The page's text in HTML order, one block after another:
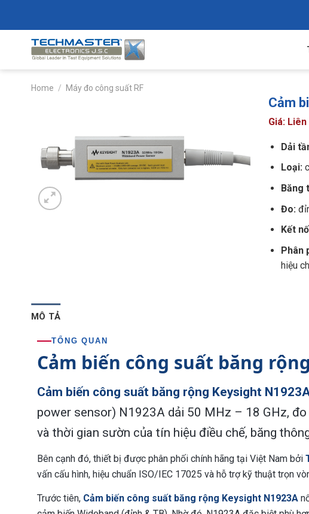
Home / Máy đo công suất RF
Cảm
Giá: Liên
Dải
Loại:
Băng
Đo:
Kết
Phân
hiệu
MÔ TẢ
TỔNG QUAN
Cảm biến công suất băng
Cảm biến công suất băng rộng Keysight
power sensor) N1923A dải 50 MHz – 18 GHz,
và thời gian sườn của tín hiệu điều chế, băng
Bên cạnh đó, thiết bị được phân phối chính hãng tại Việt Nam bởi
vấn cấu hình, hiệu chuẩn ISO/IEC 17025 và hỗ trợ kỹ thuật trọn
Trước tiên, Cảm biến công suất băng rộng Keysight N1923A